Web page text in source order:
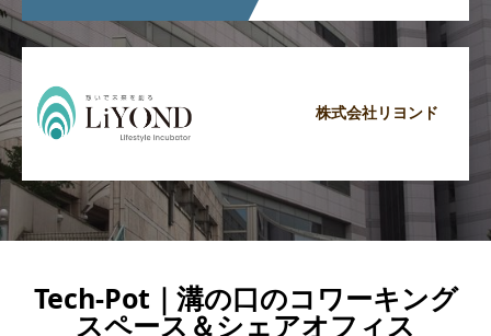
株式会社リヨンド
Tech-Pot｜溝の口のコワーキング
スペース＆シェアオフィス